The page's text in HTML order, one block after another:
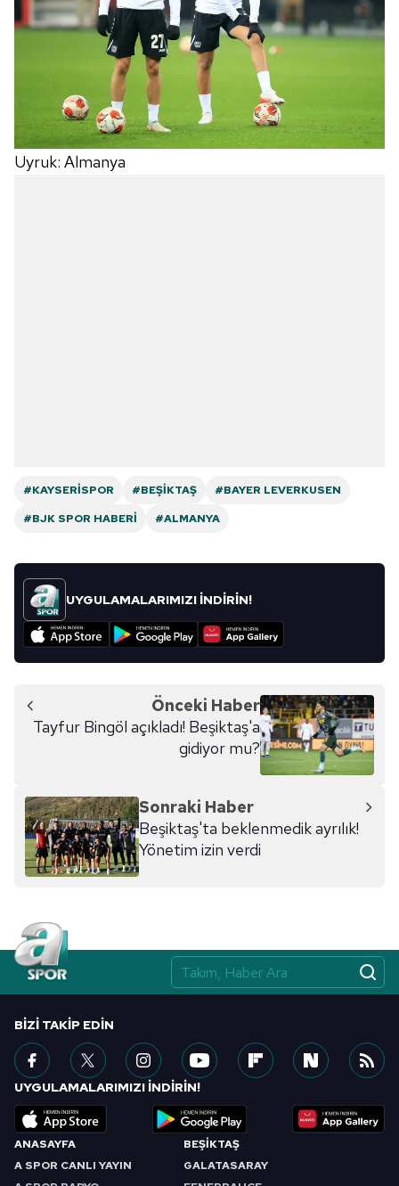
Uyruk: Almanya
#KAYSERISPOR #BEŞIKTAŞ
#BAYER LEVERKUSEN
#BJK SPOR HABERI
#ALMANYA
UYGULAMALARIMIZI İNDİRİN!
Önceki Haber
Tayfur Bingöl açıkladı! Beşiktaş'a
gidiyor mu?
Sonraki Haber
Beşiktaş'ta beklenmedik ayrılık!
Yönetim izin verdi
ANASAYFA
A SPOR CANLI YAYIN
BEŞİKTAŞ
GALATASARAY
BIZI TAKIP EDIN
UYGULAMALARIMIZI İNDİRİN!